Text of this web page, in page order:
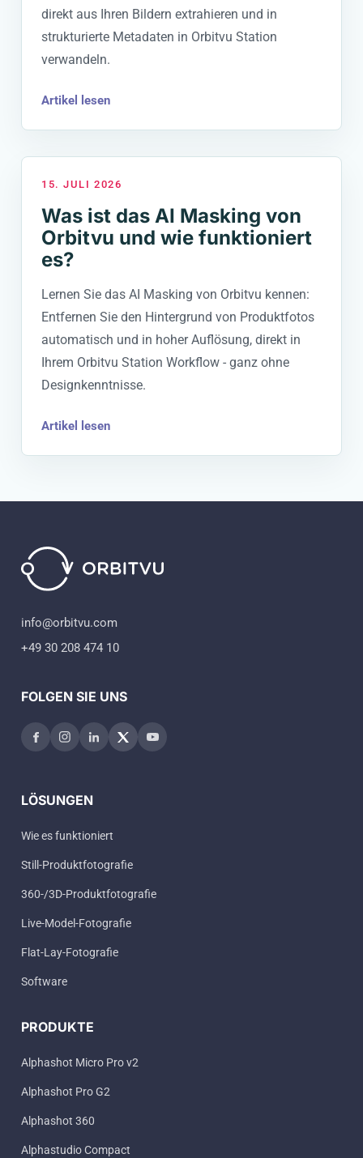
direkt aus Ihren Bildern extrahieren und in
strukturierte Metadaten in Orbitvu Station
verwandeln.
Artikel lesen
15. JULI 2026
Was ist das AI Masking von
Orbitvu und wie funktioniert
es?
Lernen Sie das AI Masking von Orbitvu kennen:
Entfernen Sie den Hintergrund von Produktfotos
automatisch und in hoher Auflösung, direkt in
Ihrem Orbitvu Station Workflow - ganz ohne
Designkenntnisse.
Artikel lesen
info@orbitvu.com
+49 30 208 474 10
FOLGEN SIE UNS
LÖSUNGEN
Wie es funktioniert
Still-Produktfotografie
360-/3D-Produktfotografie
Live-Model-Fotografie
Flat-Lay-Fotografie
Software
PRODUKTE
Alphashot Micro Pro v2
Alphashot Pro G2
Alphashot 360
Alphastudio Compact